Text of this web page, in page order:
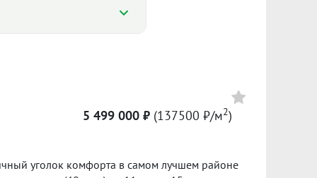
%
I пол. 2026
5 499 000 ₽ (137500 ₽/м2)
уголок комфорта в самом лучшем районе